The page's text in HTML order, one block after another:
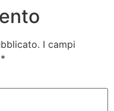
I campi
*